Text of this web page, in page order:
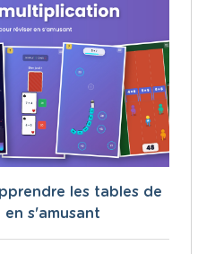
les tables de
s'amusant